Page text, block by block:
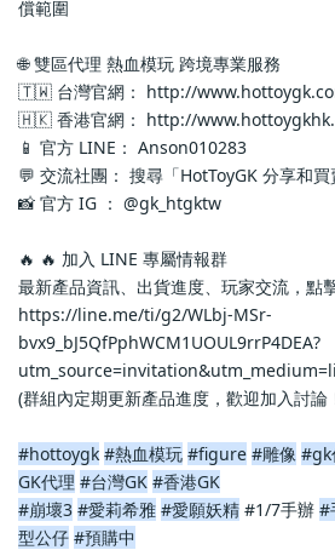
償範圍
🌐 雙區代理 熱血模玩 跨境專業服務
🇹🇼 台灣官網： http://
🇭🇰 香港官網： http://
📱 官方 LINE： Anson010283
💬 交流社團： 搜尋「HotToyGK 分享和買
📸 官方 IG ： @gk_htgktw
🔥 🔥 加入 LINE 專屬情報群
最新產品資訊、出貨進度、玩家交流，點
https://line.me/ti/g2/WLbj-MSr-
bvx9_bJ5QfPphWCM1UOUL9rrP4DEA?
(群組內定期更新產品進度，歡迎加入討論
#hottoygk #熱血模玩 #figure #雕像 #gk
GK代理 #台灣GK #香港GK
#崩壞3 #愛莉希雅 #愛願妖精 #1/7手辦 #
型公仔 #預購中